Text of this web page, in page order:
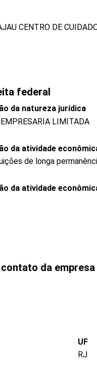
CENTRO DE
federal
da natureza jurídica
LIMITADA
da atividade
de longa
da atividade
da empresa
UF
RJ